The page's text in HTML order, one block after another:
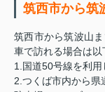
筑西市から筑
筑西市から筑波山
車で訪れる場合は以
1.国道50号線を利用
2.つくば市内から県